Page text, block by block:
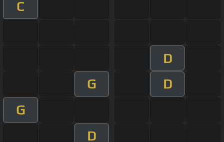
C
D
G
D
G
D